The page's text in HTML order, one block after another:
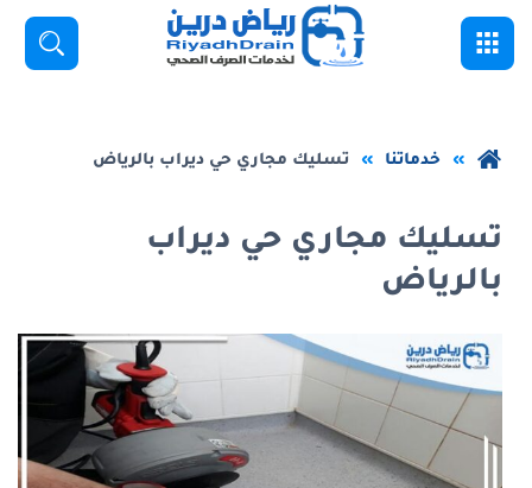
تخطي
الصفحة
الرئيسية
خدماتنا تسليك مجاري حي ديراب بالرياض
تسليك مجاري حي ديراب
بالرياض